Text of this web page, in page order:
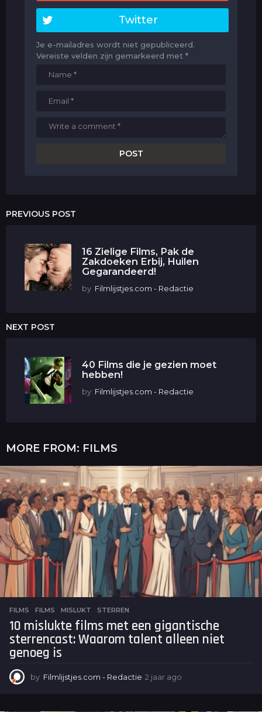
Twitter
Je e-mailadres wordt niet gepubliceerd.
Vereiste velden zijn gemarkeerd met *
PREVIOUS POST
16 Zielige Films, Pak de
Zakdoeken Erbij, Huilen
Gegarandeerd!
by Filmlijstjes.com - Redactie
NEXT POST
40 Films die je gezien moet
hebben!
by Filmlijstjes.com - Redactie
MORE FROM: FILMS
FILMS FILMS ,MISLUKT ,STERREN
10 mislukte films met een gigantische
sterrencast: Waarom talent alleen niet
genoeg is
by Filmlijstjes.com - Redactie 2 jaar ago